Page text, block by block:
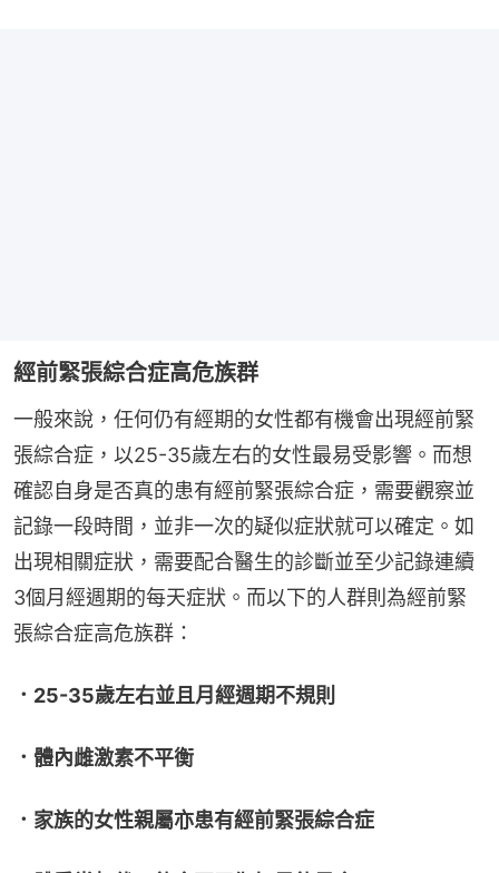
經前緊張綜合症高危族群
一般來說，任何仍有經期的女性都有機會出現經前緊
張綜合症，以25-35歲左右的女性最易受影響。而想
確認自身是否真的患有經前緊張綜合症，需要觀察並
記錄一段時間，並非一次的疑似症狀就可以確定。如
出現相關症狀，需要配合醫生的診斷並至少記錄連續
3個月經週期的每天症狀。而以下的人群則為經前緊
張綜合症高危族群：
．25-35歲左右並且月經週期不規則
．體內雌激素不平衡
．家族的女性親屬亦患有經前緊張綜合症